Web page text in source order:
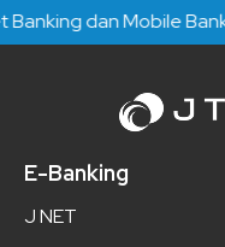
dan Mobile
E-Banking
J NET